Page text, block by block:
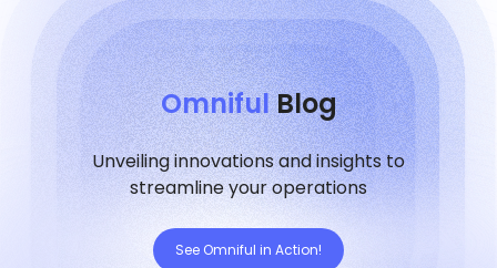
OmnifulBlog
Unveiling innovations and insights to
streamline your operations
See Omniful in Action!